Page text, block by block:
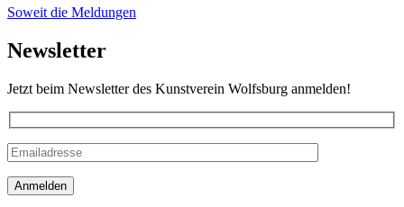
Soweit die Meldungen
Newsletter
Jetzt beim Newsletter des Kunstverein Wolfsburg anmelden!